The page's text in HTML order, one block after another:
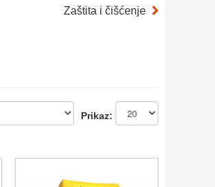
Zaštita i čišćenje
Prikaz: